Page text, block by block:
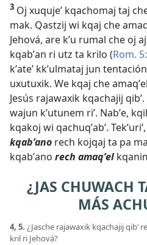
3 Oj xuqujeʼ kqachomaj taj
mak. Qastzij wi kqaj che
Jehová, are kʼu rumal che oj
kqabʼan ri utz ta krilo (Rom.
kʼateʼ kkʼulmataj jun
uxutuxik. We kqaj che
Jesús rajawaxik kqachajij
wajun kʼutunem riʼ. Nabʼe,
kqakoj wi qachuqʼabʼ.
kqabʼano rech kojqaj ta pa
kqabʼano rech amaqʼel
¿JAS CHUWACH
MÁS
4, 5. ¿Jasche rajawaxik kqachajij qibʼ
kril ri Jehová?